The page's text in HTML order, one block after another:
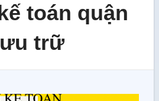
toán quận
trữ